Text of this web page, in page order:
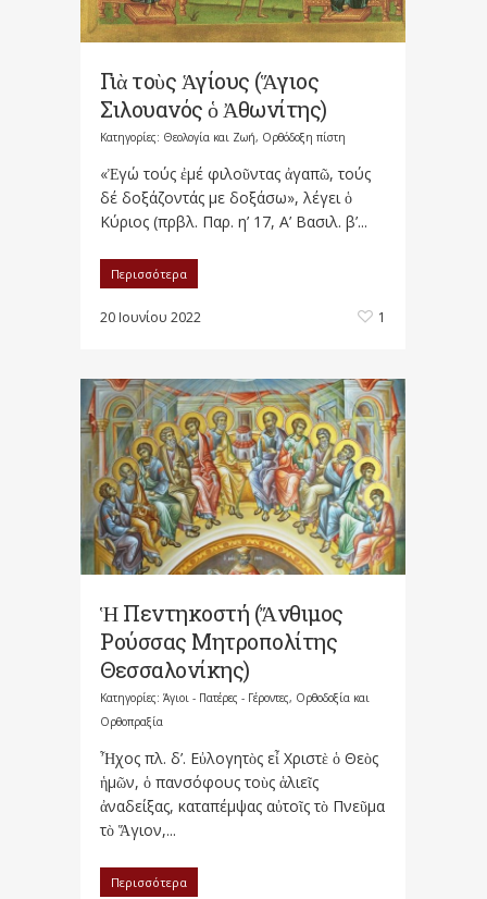
Γιὰ τοὺς Ἁγίους (Ἅγιος
Σιλουανός ὁ Ἀθωνίτης)
Κατηγορίες: Θεολογία και Ζωή, Ορθόδοξη πίστη
«Ἐγώ τούς ἐμέ φιλοῦντας ἀγαπῶ, τούς
δέ δοξάζοντάς με δοξάσω», λέγει ὁ
Κύριος (πρβλ. Παρ. η’ 17, Α’ Βασιλ. β’...
Περισσότερα
20 Ιουνίου 2022 1
Ἡ Πεντηκοστή (Ἄνθιμος
Ρούσσας Μητροπολίτης
Θεσσαλονίκης)
Κατηγορίες: Άγιοι - Πατέρες - Γέροντες, Ορθοδοξία και
Ορθοπραξία
Ἦχος πλ. δ’. Εὐλογητὸς εἶ Χριστὲ ὁ Θεὸς
ἡμῶν, ὁ πανσόφους τοὺς ἁλιεῖς
ἀναδείξας, καταπέμψας αὐτοῖς τὸ Πνεῦμα
τὸ Ἅγιον,...
Περισσότερα